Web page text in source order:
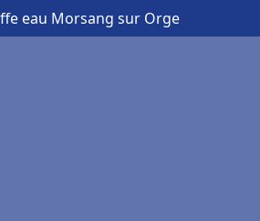
eau Morsang sur Orge